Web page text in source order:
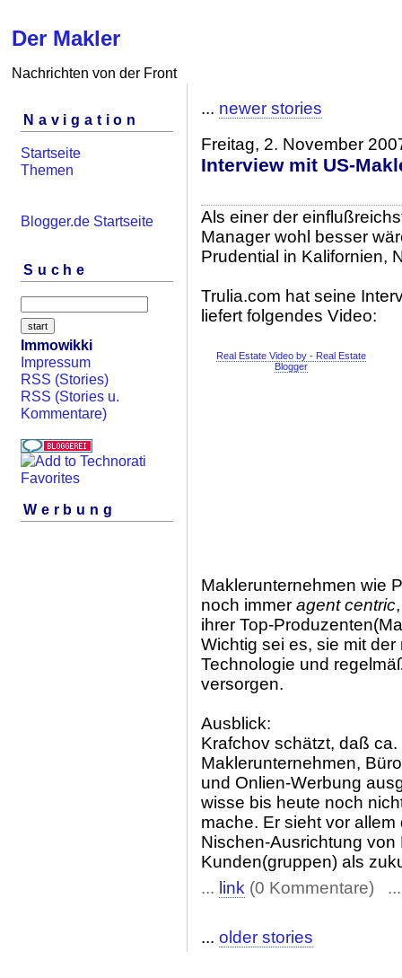
Der Makler
Nachrichten von der Front
Navigation
Startseite
Themen
Blogger.de Startseite
Suche
Immowikki
Impressum
RSS (Stories)
RSS (Stories u.
Kommentare)
Werbung
... newer stories
Freitag, 2. November
Interview mit US-
Als einer der
Manager wohl besser
Prudential in Kalifornien,
Trulia.com hat seine
liefert folgendes Video:
Real Estate Video by - Real Estate
Blogger
Maklerunternehmen wie
noch immer agent centric
ihrer Top-
Wichtig sei es, sie mit
Technologie und
versorgen.
Ausblick:
Krafchov schätzt, daß
Maklerunternehmen,
und Onlien-Werbung
wisse bis heute noch
mache. Er sieht vor
Nischen-Ausrichtung
Kunden(gruppen) als
... link (0 Kommentare)
... older stories